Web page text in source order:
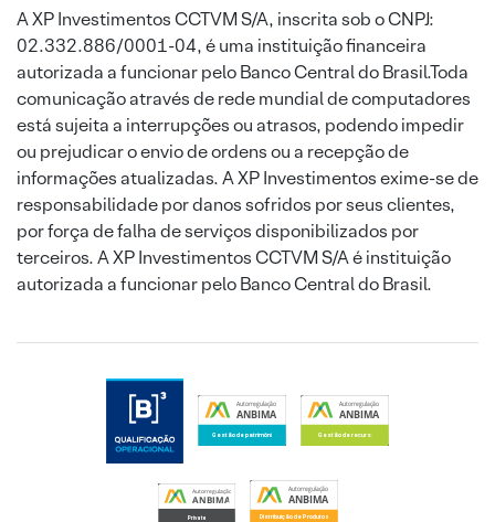
A XP Investimentos CCTVM S/A, inscrita sob o CNPJ:
02.332.886/0001-04, é uma instituição financeira
autorizada a funcionar pelo Banco Central do Brasil.Toda
comunicação através de rede mundial de computadores
está sujeita a interrupções ou atrasos, podendo impedir
ou prejudicar o envio de ordens ou a recepção de
informações atualizadas. A XP Investimentos exime-se de
responsabilidade por danos sofridos por seus clientes,
por força de falha de serviços disponibilizados por
terceiros. A XP Investimentos CCTVM S/A é instituição
autorizada a funcionar pelo Banco Central do Brasil.